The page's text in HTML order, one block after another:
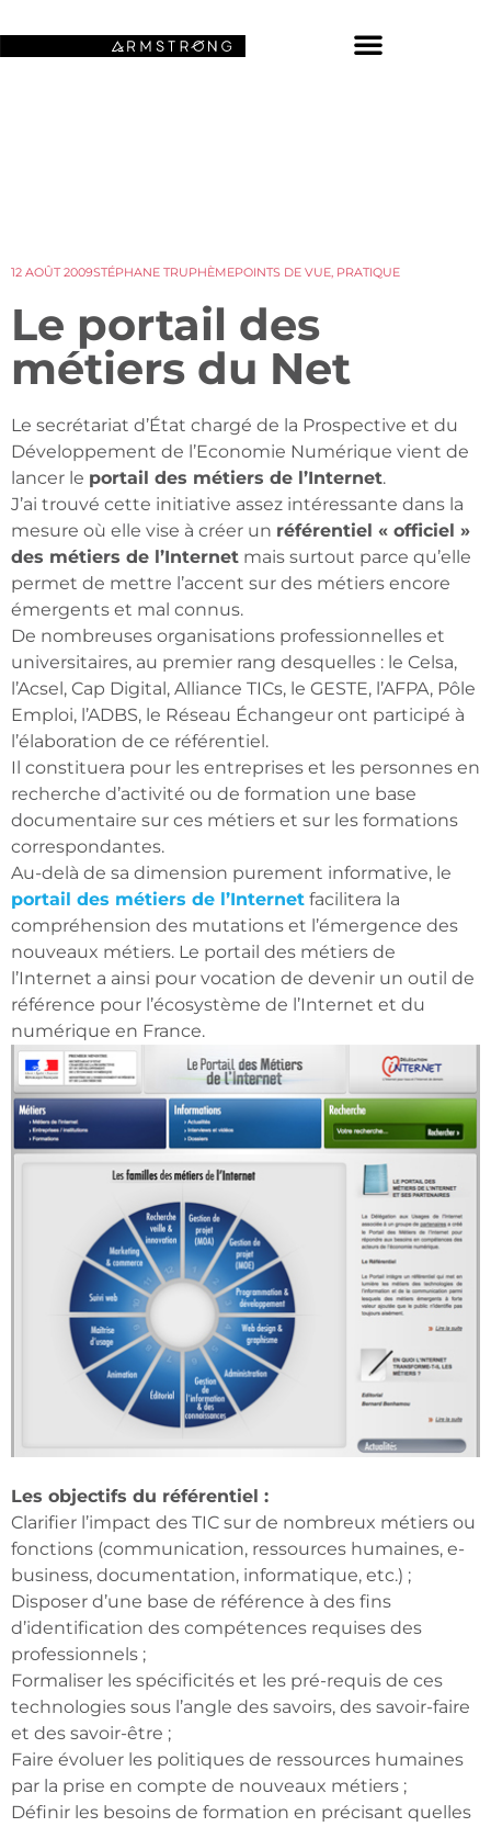
12 AOÛT 2009STÉPHANE TRUPHÈMEPOINTS DE VUE, PRATIQUE
Le portail des
métiers du Net
Le secrétariat d’État chargé de la Prospective et du
Développement de l’Economie Numérique vient de
lancer le portail des métiers de l’Internet.
J’ai trouvé cette initiative assez intéressante dans la
mesure où elle vise à créer un référentiel « officiel »
des métiers de l’Internet mais surtout parce qu’elle
permet de mettre l’accent sur des métiers encore
émergents et mal connus.
De nombreuses organisations professionnelles et
universitaires, au premier rang desquelles : le Celsa,
l’Acsel, Cap Digital, Alliance TICs, le GESTE, l’AFPA, Pôle
Emploi, l’ADBS, le Réseau Échangeur ont participé à
l’élaboration de ce référentiel.
Il constituera pour les entreprises et les personnes en
recherche d’activité ou de formation une base
documentaire sur ces métiers et sur les formations
correspondantes.
Au-delà de sa dimension purement informative, le
portail des métiers de l’Internet facilitera la
compréhension des mutations et l’émergence des
nouveaux métiers. Le portail des métiers de
l’Internet a ainsi pour vocation de devenir un outil de
référence pour l’écosystème de l’Internet et du
numérique en France.
Les objectifs du référentiel :
Clarifier l’impact des TIC sur de nombreux métiers ou
fonctions (communication, ressources humaines, e-
business, documentation, informatique, etc.) ;
Disposer d’une base de référence à des fins
d’identification des compétences requises des
professionnels ;
Formaliser les spécificités et les pré-requis de ces
technologies sous l’angle des savoirs, des savoir-faire
et des savoir-être ;
Faire évoluer les politiques de ressources humaines
par la prise en compte de nouveaux métiers ;
Définir les besoins de formation en précisant quelles